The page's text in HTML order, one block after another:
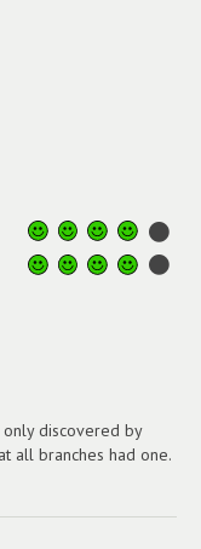
discovered by
all branches had one.